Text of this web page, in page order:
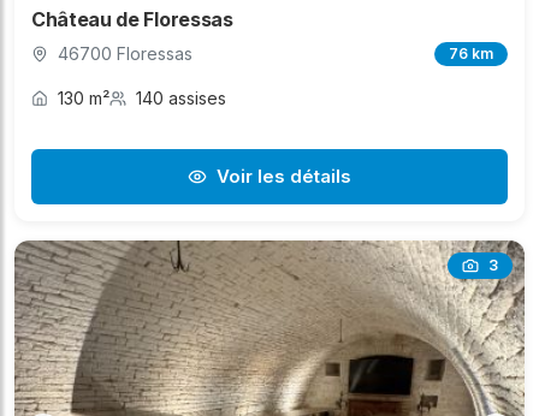
Château de Floressas
46700 Floressas 76 km
130 m² 140 assises
Voir les détails
3